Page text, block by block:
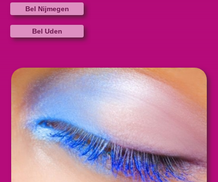
Bel Nijmegen
Bel Uden